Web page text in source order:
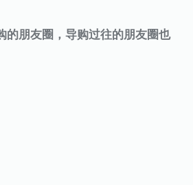
的朋友圈，导购过往的朋友圈也